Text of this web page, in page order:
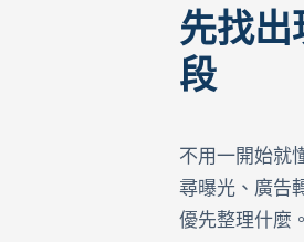
先找
段
不用一開始就
尋曝光、廣告
優先整理什麼。